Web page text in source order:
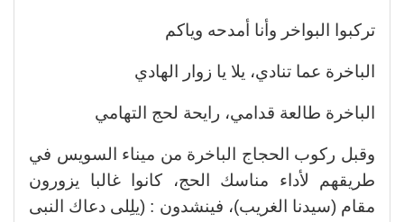
تركبوا البواخر وأنا أمدحه وياكم
الباخرة عما تنادي، يلا يا زوار الهادي
الباخرة طالعة قدامي، رايحة لحج التهامي
وقبل ركوب الحجاج الباخرة من ميناء السويس في
طريقهم لأداء مناسك الحج، كانوا غالبا يزورون
مقام (سيدنا الغريب)، فينشدون : (يلِلى دعاك النبى